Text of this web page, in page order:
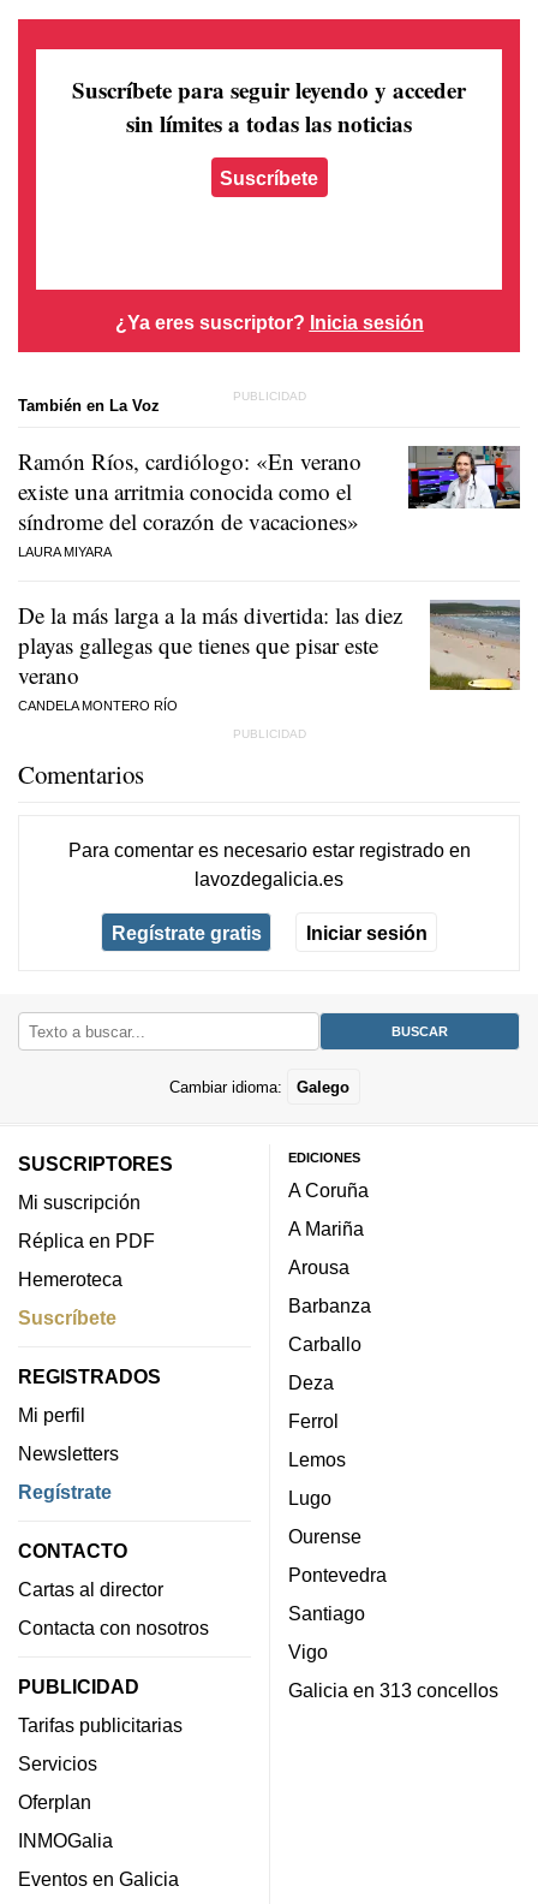
Suscríbete para seguir leyendo y acceder
sin límites a todas las noticias
Suscríbete
¿Ya eres suscriptor? Inicia sesión
También en La Voz
Ramón Ríos, cardiólogo: «En verano
existe una arritmia conocida como el
síndrome del corazón de vacaciones»
LAURA MIYARA
De la más larga a la más divertida: las diez
playas gallegas que tienes que pisar este
verano
CANDELA MONTERO RÍO
Comentarios
Para comentar es necesario estar registradoen
lavozdegalicia.es
Regístrate gratis Iniciar sesión
Cambiar idioma: Galego
SUSCRIPTORES
Mi suscripción
Réplica en PDF
Hemeroteca
Suscríbete
REGISTRADOS
Mi perfil
Newsletters
Regístrate
CONTACTO
Cartas al director
Contacta con nosotros
PUBLICIDAD
Tarifas publicitarias
Servicios
Oferplan
INMOGalia
Eventos en Galicia
EDICIONES
A Coruña
A Mariña
Arousa
Barbanza
Carballo
Deza
Ferrol
Lemos
Lugo
Ourense
Pontevedra
Santiago
Vigo
Galicia en 313 concellos